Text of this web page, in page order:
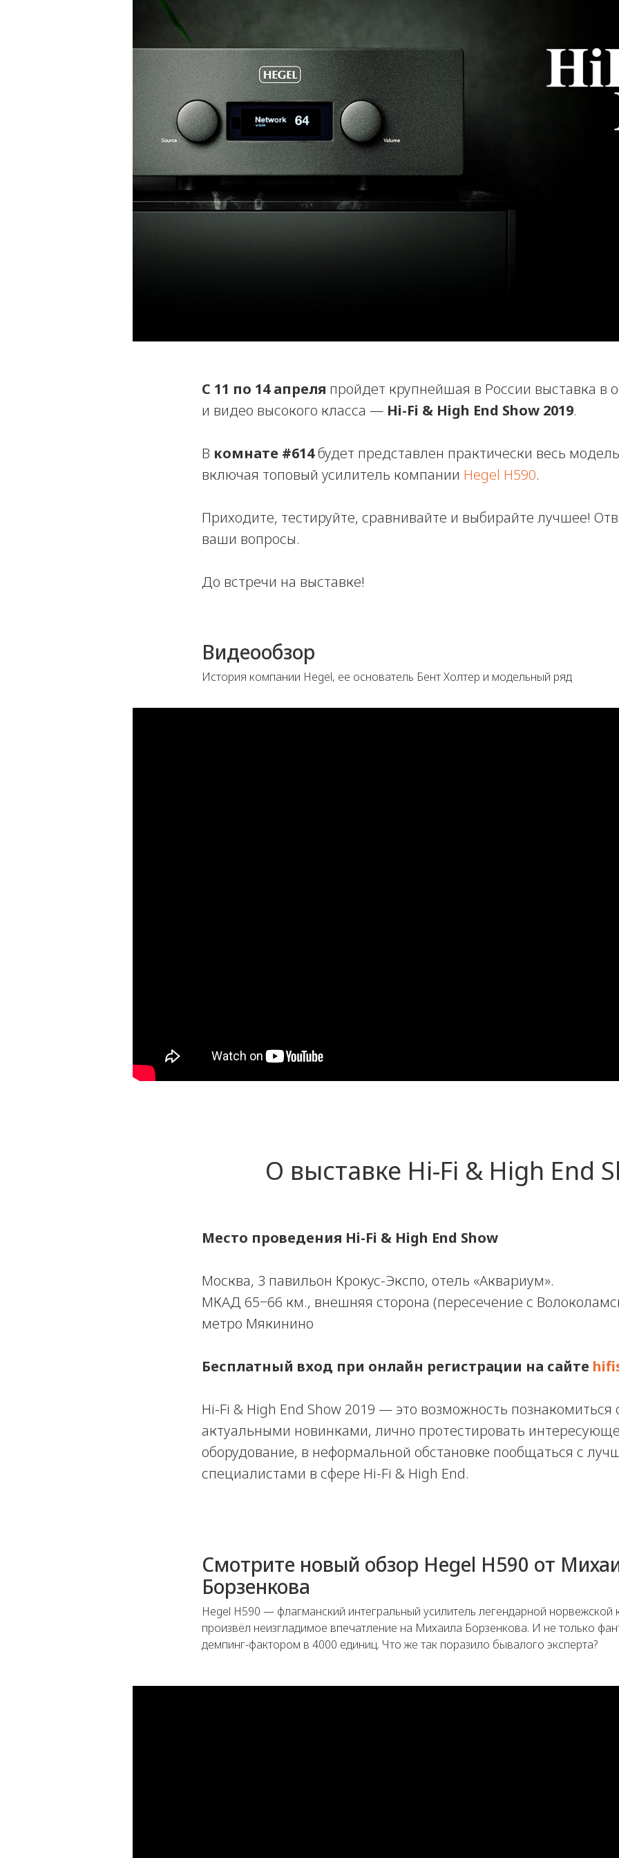
С 11 по 14 апреля пройдет крупнейшая в России выставка в
и видео высокого класса — Hi-Fi & High End Show 2019.
В комнате #614будет представлен практически весь
включая топовый усилитель компании Hegel H590.
Приходите, тестируйте, сравнивайте и выбирайте лучшее!
ваши вопросы.
До встречи на выставке!
Видеообзор
История компании Hegel, ее основатель Бент Холтер и модельный ряд
О выставке Hi-Fi & High End
Место проведения Hi-Fi & High End Show
Москва, 3 павильон Крокус-Экспо, отель «Аквариум».
МКАД 65−66 км., внешняя сторона (пересечение с
метро Мякинино
Бесплатный вход при онлайн регистрации на сайте
Hi-Fi & High End Show 2019 — это возможность
актуальными новинками, лично протестировать
оборудование, в неформальной обстановке пообщаться с
специалистами в сфере Hi-Fi & High End.
Смотрите новый обзор Hegel H590 от
Борзенкова
Hegel H590 — флагманский интегральный усилитель легендарной
произвёл неизгладимое впечатление на Михаила Борзенкова. И не только
демпинг-фактором в 4000 единиц. Что же так поразило бывалого эксперта?